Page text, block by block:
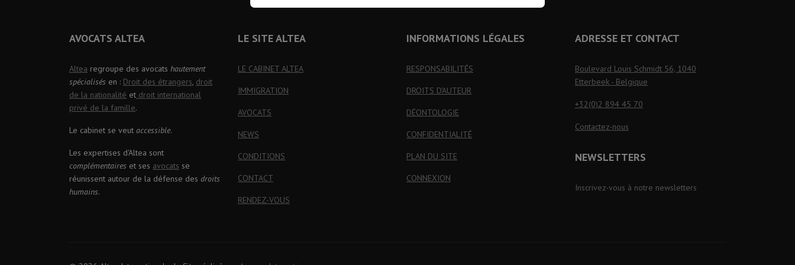
AVOCATS ALTEA
Altea regroupe des avocats hautement
spécialisés en : Droit des étrangers, droit
de la nationalité et droit international
privé de la famille.
Le cabinet se veut accessible.
Les expertises d'Altea sont
complémentaires et ses avocats se
réunissent autour de la défense des droits
humains.
LE SITE ALTEA
LE CABINET ALTEA
IMMIGRATION
AVOCATS
NEWS
CONDITIONS
CONTACT
RENDEZ-VOUS
INFORMATIONS LÉGALES
RESPONSABILITÉS
DROITS D'AUTEUR
DÉONTOLOGIE
CONFIDENTIALITÉ
PLAN DU SITE
CONNEXION
ADRESSE ET CONTACT
Boulevard Louis Schmidt 56, 1040
Etterbeek - Belgique
+32(0)2 894 45 70
Contactez-nous
NEWSLETTERS
Inscrivez-vous à notre newsletters